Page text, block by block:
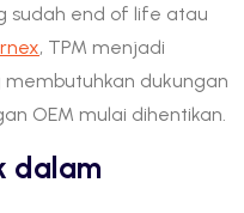
sudah end of life atau
, TPM menjadi
dukungan
OEM mulai dihentikan.
dalam